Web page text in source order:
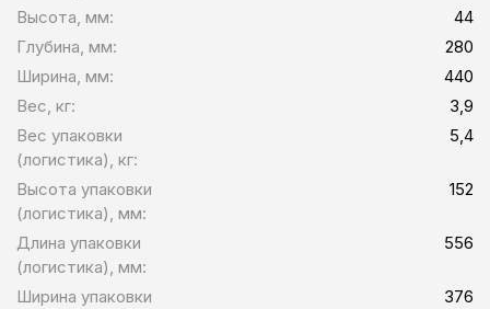
Высота, мм:
44
Глубина, мм:
280
Ширина, мм:
440
Вес, кг:
3,9
Вес упаковки
(логистика), кг:
5,4
Высота упаковки
(логистика), мм:
152
Длина упаковки
(логистика), мм:
556
Ширина упаковки
376